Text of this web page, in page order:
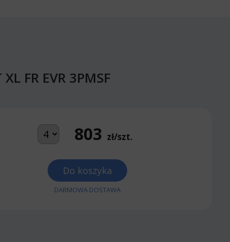
FR EVR 3PMSF
803 zł/szt.
Do koszyka
DARMOWA DOSTAWA